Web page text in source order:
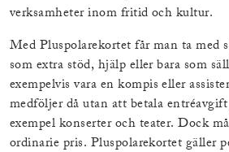
verksamheter inom fritid och kultur.
Med Pluspolarekortet får man ta med
som extra stöd, hjälp eller bara som
exempelvis vara en kompis eller
medföljer då utan att betala
exempel konserter och teater. Dock
ordinarie pris. Pluspolarekortet gäller